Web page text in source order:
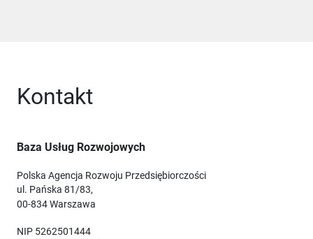
Kontakt
Baza Usług Rozwojowych
Polska Agencja Rozwoju Przedsiębiorczości
ul. Pańska 81/83,
00-834 Warszawa
NIP 5262501444